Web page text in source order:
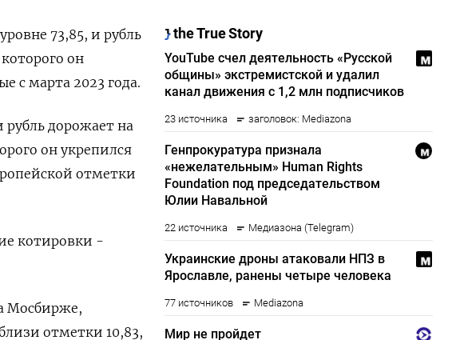
73,85, и рубль
он
с марта ​2023 года.
рубль дорожает на
он укрепился
отметки
котировки -
Мосбирже,
отметки 10,83,